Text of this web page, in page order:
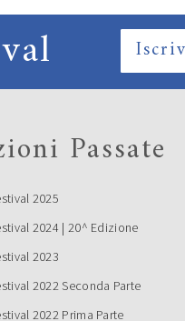
Passate
2025
2024 | 20^ Edizione
2023
2022 Seconda Parte
2022 Prima Parte